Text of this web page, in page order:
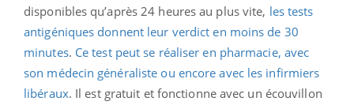
disponibles qu’après 24 heures au plus vite, les tests
antigéniques donnent leur verdict en moins de 30
minutes. Ce test peut se réaliser en pharmacie, avec
son médecin généraliste ou encore avec les infirmiers
libéraux. Il est gratuit et fonctionne avec un écouvillon